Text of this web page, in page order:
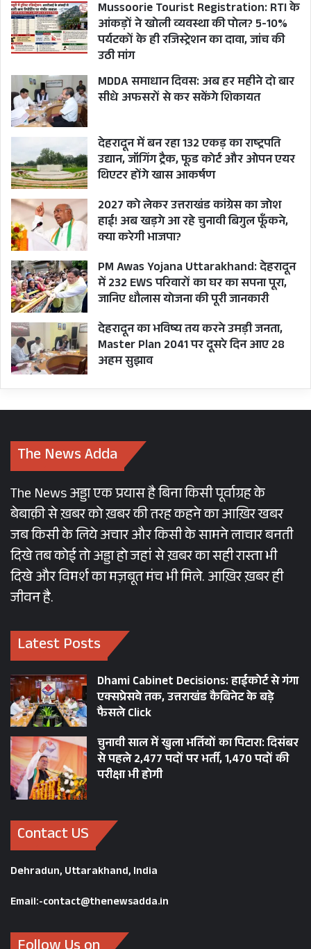
Mussoorie Tourist Registration: RTI के
आंकड़ों ने खोली व्यवस्था की पोल? 5-10%
पर्यटकों के ही रजिस्ट्रेशन का दावा, जांच की
उठी मांग
MDDA समाधान दिवस: अब हर महीने दो बार
सीधे अफसरों से कर सकेंगे शिकायत
देहरादून में बन रहा 132 एकड़ का राष्ट्रपति
उद्यान, जॉगिंग ट्रैक, फूड कोर्ट और ओपन एयर
थिएटर होंगे खास आकर्षण
2027 को लेकर उत्तराखंड कांग्रेस का जोश
हाई! अब खड़गे आ रहे चुनावी बिगुल फूँकने,
क्या करेगी भाजपा?
PM Awas Yojana Uttarakhand: देहरादून
में 232 EWS परिवारों का घर का सपना पूरा,
जानिए धौलास योजना की पूरी जानकारी
देहरादून का भविष्य तय करने उमड़ी जनता,
Master Plan 2041 पर दूसरे दिन आए 28
अहम सुझाव
The News Adda
The News अड्डा एक प्रयास है बिना किसी पूर्वाग्रह के
बेबाक़ी से ख़बर को ख़बर की तरह कहने का आख़िर खबर
जब किसी के लिये अचार और किसी के सामने लाचार बनती
दिखे तब कोई तो अड्डा हो जहां से ख़बर का सही रास्ता भी
दिखे और विमर्श का मज़बूत मंच भी मिले. आख़िर ख़बर ही
जीवन है.
Latest Posts
Dhami Cabinet Decisions: हाईकोर्ट से गंगा
एक्सप्रेसवे तक, उत्तराखंड कैबिनेट के बड़े
फैसले Click
चुनावी साल में खुला भर्तियों का पिटारा: दिसंबर
से पहले 2,477 पदों पर भर्ती, 1,470 पदों की
परीक्षा भी होगी
Contact US
Dehradun, Uttarakhand, India
Email:-contact@thenewsadda.in